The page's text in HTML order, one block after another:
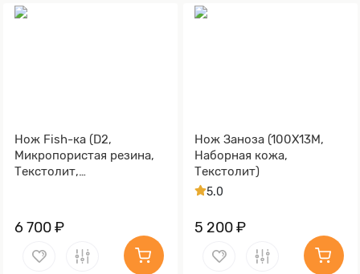
Нож Fish-ка (D2,
Микропористая резина,
Текстолит,
6 700 ₽
Нож Заноза (100Х13М,
Наборная кожа,
Текстолит)
5.0
5 200 ₽